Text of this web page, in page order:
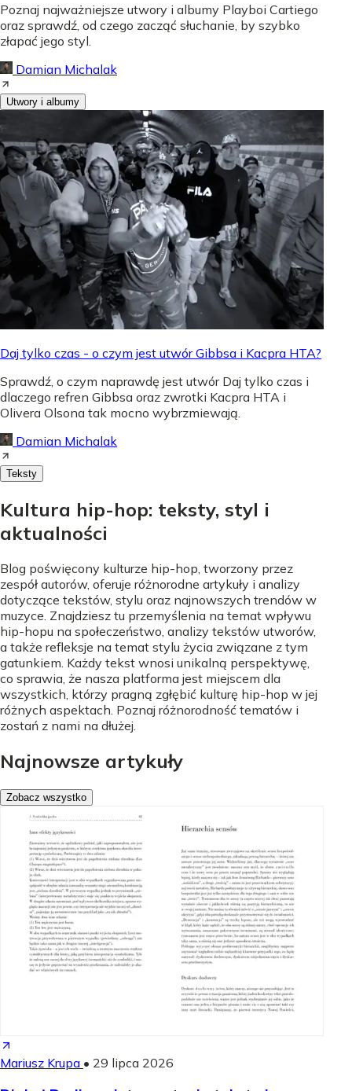
Poznaj najważniejsze utwory i albumy Playboi Cartiego
oraz sprawdź, od czego zacząć słuchanie, by szybko
złapać jego styl.
Damian Michalak
Utwory i albumy
Daj tylko czas - o czym jest utwór Gibbsa i Kacpra HTA?
Sprawdź, o czym naprawdę jest utwór Daj tylko czas i
dlaczego refren Gibbsa oraz zwrotki Kacpra HTA i
Olivera Olsona tak mocno wybrzmiewają.
Damian Michalak
Teksty
Kultura hip-hop: teksty, styl i
aktualności
Blog poświęcony kulturze hip-hop, tworzony przez
zespół autorów, oferuje różnorodne artykuły i analizy
dotyczące tekstów, stylu oraz najnowszych trendów w
muzyce. Znajdziesz tu przemyślenia na temat wpływu
hip-hopu na społeczeństwo, analizy tekstów utworów,
a także refleksje na temat stylu życia związane z tym
gatunkiem. Każdy tekst wnosi unikalną perspektywę,
co sprawia, że nasza platforma jest miejscem dla
wszystkich, którzy pragną zgłębić kulturę hip-hop w jej
różnych aspektach. Poznaj różnorodność tematów i
zostań z nami na dłużej.
Najnowsze artykuły
Zobacz wszystko
Mariusz Krupa • 29 lipca 2026